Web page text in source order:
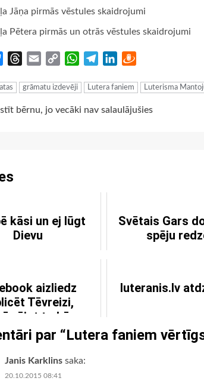
Jāņa pirmās vēstules skaidrojumi
Pētera pirmās un otrās vēstules skaidrojumi
BlueskyThreads
Email
Copy
WhatsApp
TelegramLinkedIn
grāmatu izdevēji Lutera faniem Luterisma
bērnu, jo vecāki nav salaulājušies
kāsi un ej lūgt
Dievu
Svētais Gars
spēju
aizliedz
Tēvreizi,
to kā
nepatiesu
luteranis.lv
par “Lutera faniem
Janis Karklins saka:
20.10.2015 08:41